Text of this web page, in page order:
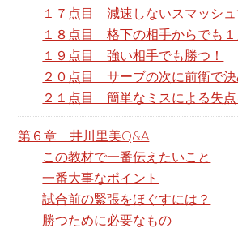
１７点目 減速しないスマッシュ
１８点目 格下の相手からでも１
１９点目 強い相手でも勝つ！
２０点目 サーブの次に前衛で決
２１点目 簡単なミスによる失点
第６章 井川里美Q&A
この教材で一番伝えたいこと
一番大事なポイント
試合前の緊張をほぐすには？
勝つために必要なもの